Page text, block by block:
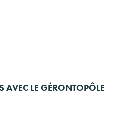
AVEC LE GÉRONTOPÔLE